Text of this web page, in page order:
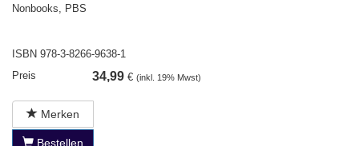
Nonbooks, PBS
ISBN 978-3-8266-9638-1
Preis
34,99 € (inkl. 19% Mwst)
Merken
Bestellen